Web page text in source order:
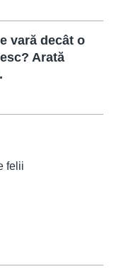
vară decât o
Arată
felii